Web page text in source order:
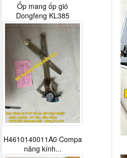
Ốp mang ốp gió
Dongfeng KL385
H4610140011A0 Compa
nâng kính...